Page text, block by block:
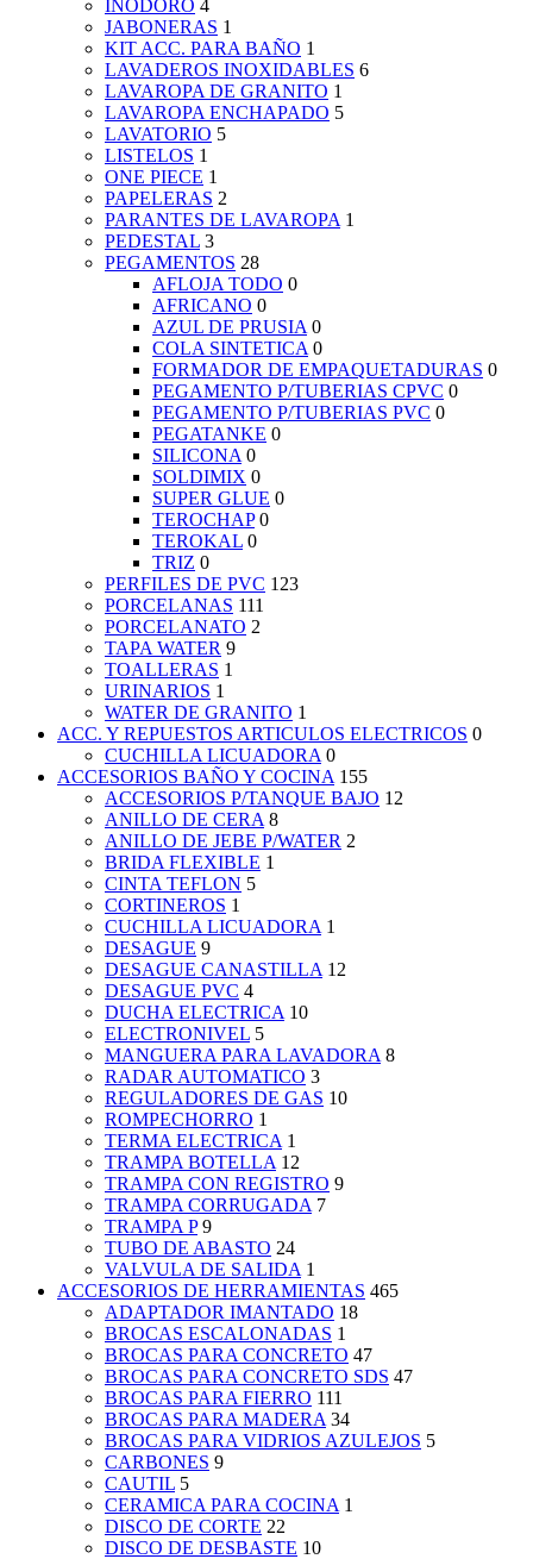
INODORO 4
JABONERAS 1
KIT ACC. PARA BAÑO 1
LAVADEROS INOXIDABLES 6
LAVAROPA DE GRANITO 1
LAVAROPA ENCHAPADO 5
LAVATORIO 5
LISTELOS 1
ONE PIECE 1
PAPELERAS 2
PARANTES DE LAVAROPA 1
PEDESTAL 3
PEGAMENTOS 28
AFLOJA TODO 0
AFRICANO 0
AZUL DE PRUSIA 0
COLA SINTETICA 0
FORMADOR DE EMPAQUETADURAS 0
PEGAMENTO P/TUBERIAS CPVC 0
PEGAMENTO P/TUBERIAS PVC 0
PEGATANKE 0
SILICONA 0
SOLDIMIX 0
SUPER GLUE 0
TEROCHAP 0
TEROKAL 0
TRIZ 0
PERFILES DE PVC 123
PORCELANAS 111
PORCELANATO 2
TAPA WATER 9
TOALLERAS 1
URINARIOS 1
WATER DE GRANITO 1
ACC. Y REPUESTOS ARTICULOS ELECTRICOS 0
CUCHILLA LICUADORA 0
ACCESORIOS BAÑO Y COCINA 155
ACCESORIOS P/TANQUE BAJO 12
ANILLO DE CERA 8
ANILLO DE JEBE P/WATER 2
BRIDA FLEXIBLE 1
CINTA TEFLON 5
CORTINEROS 1
CUCHILLA LICUADORA 1
DESAGUE 9
DESAGUE CANASTILLA 12
DESAGUE PVC 4
DUCHA ELECTRICA 10
ELECTRONIVEL 5
MANGUERA PARA LAVADORA 8
RADAR AUTOMATICO 3
REGULADORES DE GAS 10
ROMPECHORRO 1
TERMA ELECTRICA 1
TRAMPA BOTELLA 12
TRAMPA CON REGISTRO 9
TRAMPA CORRUGADA 7
TRAMPA P 9
TUBO DE ABASTO 24
VALVULA DE SALIDA 1
ACCESORIOS DE HERRAMIENTAS 465
ADAPTADOR IMANTADO 18
BROCAS ESCALONADAS 1
BROCAS PARA CONCRETO 47
BROCAS PARA CONCRETO SDS 47
BROCAS PARA FIERRO 111
BROCAS PARA MADERA 34
BROCAS PARA VIDRIOS AZULEJOS 5
CARBONES 9
CAUTIL 5
CERAMICA PARA COCINA 1
DISCO DE CORTE 22
DISCO DE DESBASTE 10